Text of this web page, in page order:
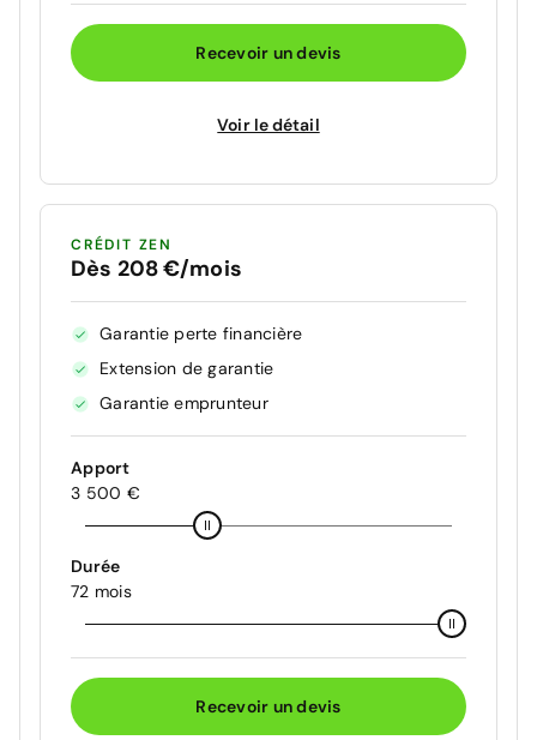
Recevoir un devis
Voir le détail
CRÉDIT ZEN
Dès 208 €/mois
Garantie perte financière
Extension de garantie
Garantie emprunteur
Apport
3 500 €
Durée
72 mois
Recevoir un devis